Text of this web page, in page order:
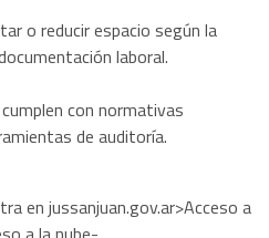
o reducir espacio según la
laboral.
con normativas
de auditoría.
en jussanjuan.gov.ar>Acceso a